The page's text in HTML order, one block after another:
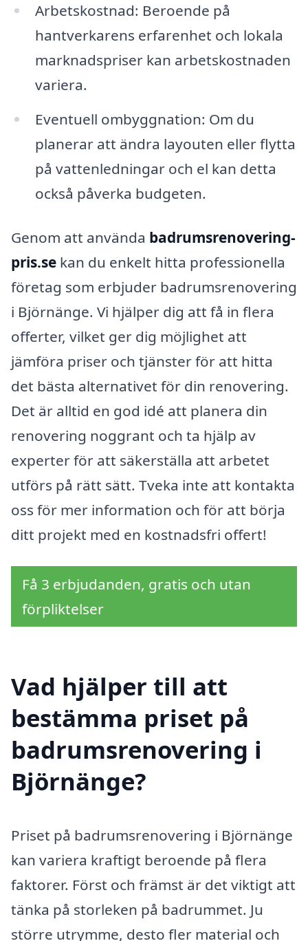
Arbetskostnad: Beroende på
hantverkarens erfarenhet och lokala
marknadspriser kan arbetskostnaden
variera.
Eventuell ombyggnation: Om du
planerar att ändra layouten eller flytta
på vattenledningar och el kan detta
också påverka budgeten.
Genom att använda badrumsrenovering-
pris.se kan du enkelt hitta professionella
företag som erbjuder badrumsrenovering
i Björnänge. Vi hjälper dig att få in flera
offerter, vilket ger dig möjlighet att
jämföra priser och tjänster för att hitta
det bästa alternativet för din renovering.
Det är alltid en god idé att planera din
renovering noggrant och ta hjälp av
experter för att säkerställa att arbetet
utförs på rätt sätt. Tveka inte att kontakta
oss för mer information och för att börja
ditt projekt med en kostnadsfri offert!
Få 3 erbjudanden, gratis och utan
förpliktelser
Vad hjälper till att
bestämma priset på
badrumsrenovering i
Björnänge?
Priset på badrumsrenovering i Björnänge
kan variera kraftigt beroende på flera
faktorer. Först och främst är det viktigt att
tänka på storleken på badrummet. Ju
större utrymme, desto fler material och